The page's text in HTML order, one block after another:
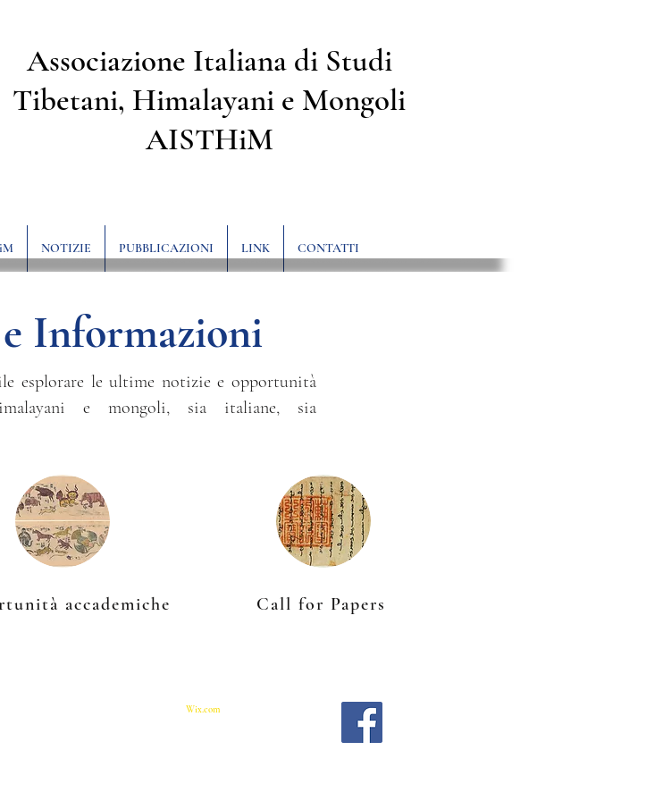
Associazione Italiana di Studi
Tibetani, Himalayani e Mongoli
AISTHiM
NOTIZIE PUBBLICAZIONI LINK CONTATTI
Informazioni
esplorare le ultime notizie e opportunità
e mongoli, sia italiane, sia
accademiche Call for Papers
Wix.com